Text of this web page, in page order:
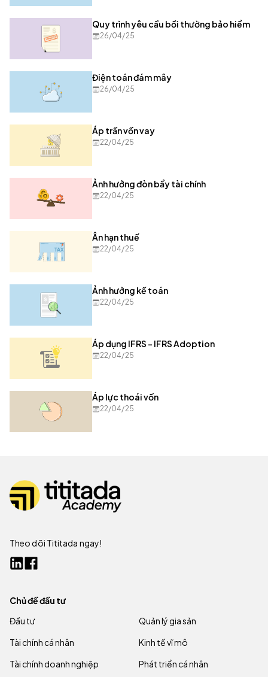
Quy trình yêu cầu bồi thường bảo hiểm
26/04/25
Điện toán đám mây
26/04/25
Áp trần vốn vay
22/04/25
Ảnh hưởng đòn bẩy tài chính
22/04/25
Ân hạn thuế
22/04/25
Ảnh hưởng kế toán
22/04/25
Áp dụng IFRS - IFRS Adoption
22/04/25
Áp lực thoái vốn
22/04/25
Theo dõi Tititada ngay!
Chủ đề đầu tư
Đầu tư
Quản lý gia sản
Tài chính cá nhân
Kinh tế vĩ mô
Tài chính doanh nghiệp
Phát triển cá nhân